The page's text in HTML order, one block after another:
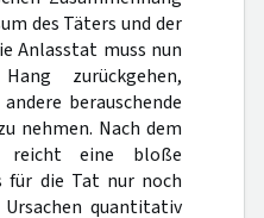
des Täters und der
Anlasstat muss nun
zurückgehen,
berauschende
nehmen. Nach dem
reicht eine bloße
für die Tat nur noch
quantitativ